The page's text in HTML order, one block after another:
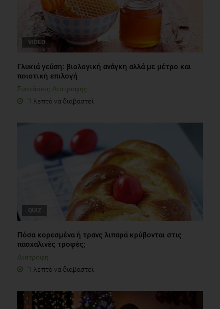
VIDEO
Γλυκιά γεύση: βιολογική ανάγκη αλλά με μέτρο και
ποιοτική επιλογή
Συστάσεις Διατροφής
1 λεπτό να διαβαστεί
QUIZ
Πόσα κορεσμένα ή τρανς λιπαρά κρύβονται στις
πασχαλινές τροφές;
Διατροφή
1 λεπτό να διαβαστεί